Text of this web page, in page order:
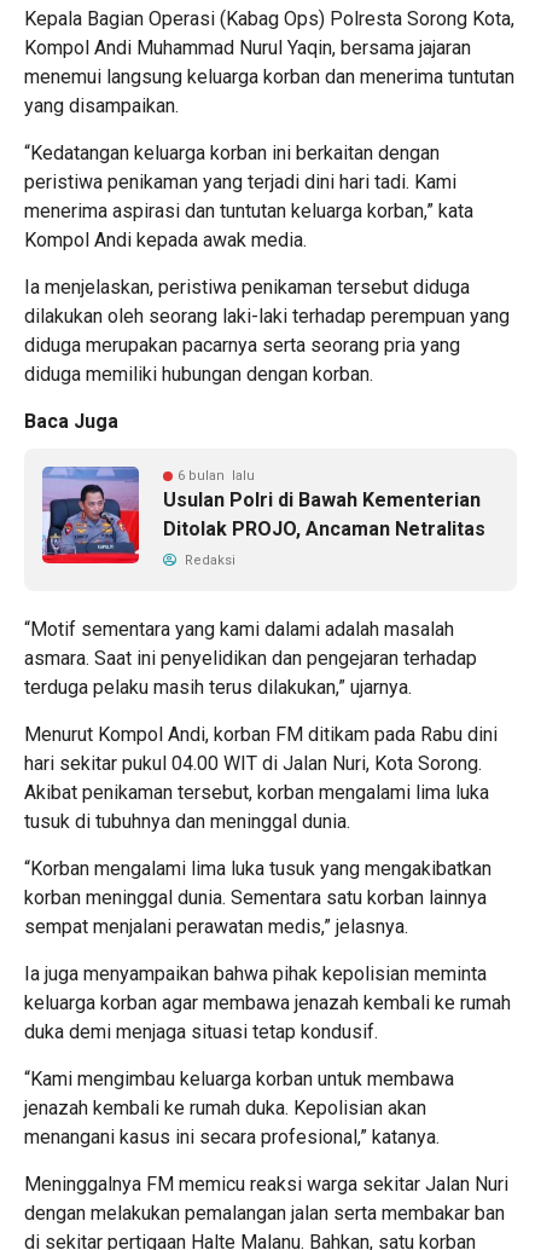
Kepala Bagian Operasi (Kabag Ops) Polresta Sorong Kota,
Kompol Andi Muhammad Nurul Yaqin, bersama jajaran
menemui langsung keluarga korban dan menerima tuntutan
yang disampaikan.
“Kedatangan keluarga korban ini berkaitan dengan
peristiwa penikaman yang terjadi dini hari tadi. Kami
menerima aspirasi dan tuntutan keluarga korban,” kata
Kompol Andi kepada awak media.
Ia menjelaskan, peristiwa penikaman tersebut diduga
dilakukan oleh seorang laki-laki terhadap perempuan yang
diduga merupakan pacarnya serta seorang pria yang
diduga memiliki hubungan dengan korban.
Baca Juga
6 bulan lalu
Usulan Polri di Bawah Kementerian
Ditolak PROJO, Ancaman Netralitas
Redaksi
“Motif sementara yang kami dalami adalah masalah
asmara. Saat ini penyelidikan dan pengejaran terhadap
terduga pelaku masih terus dilakukan,” ujarnya.
Menurut Kompol Andi, korban FM ditikam pada Rabu dini
hari sekitar pukul 04.00 WIT di Jalan Nuri, Kota Sorong.
Akibat penikaman tersebut, korban mengalami lima luka
tusuk di tubuhnya dan meninggal dunia.
“Korban mengalami lima luka tusuk yang mengakibatkan
korban meninggal dunia. Sementara satu korban lainnya
sempat menjalani perawatan medis,” jelasnya.
Ia juga menyampaikan bahwa pihak kepolisian meminta
keluarga korban agar membawa jenazah kembali ke rumah
duka demi menjaga situasi tetap kondusif.
“Kami mengimbau keluarga korban untuk membawa
jenazah kembali ke rumah duka. Kepolisian akan
menangani kasus ini secara profesional,” katanya.
Meninggalnya FM memicu reaksi warga sekitar Jalan Nuri
dengan melakukan pemalangan jalan serta membakar ban
di sekitar pertigaan Halte Malanu. Bahkan, satu korban